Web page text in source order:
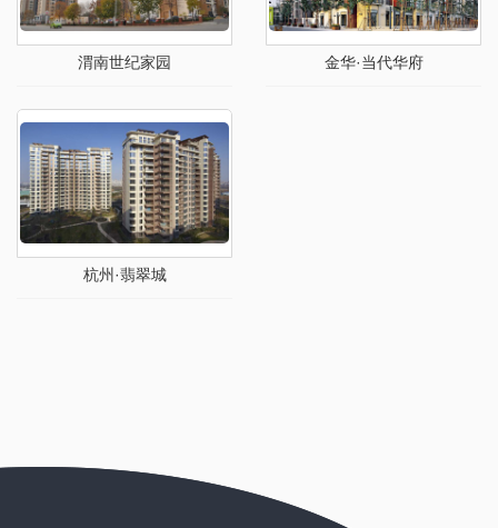
渭南世纪家园 金华·当代华府
杭州·翡翠城